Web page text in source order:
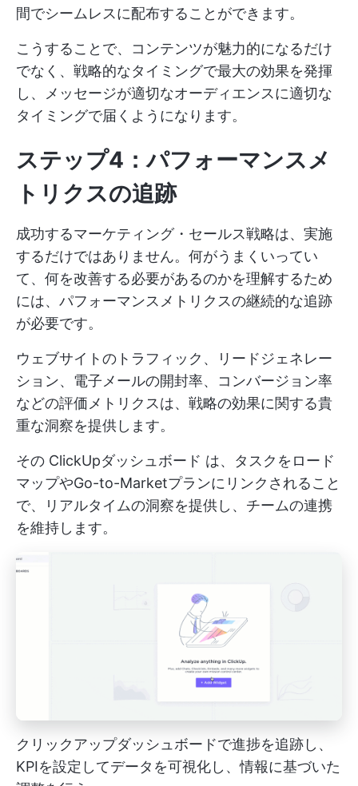
間でシームレスに配布することができます。
こうすることで、コンテンツが魅力的になるだけ
でなく、戦略的なタイミングで最大の効果を発揮
し、メッセージが適切なオーディエンスに適切な
タイミングで届くようになります。
ステップ4：パフォーマンスメ
トリクスの追跡
成功するマーケティング・セールス戦略は、実施
するだけではありません。何がうまくいってい
て、何を改善する必要があるのかを理解するため
には、パフォーマンスメトリクスの継続的な追跡
が必要です。
ウェブサイトのトラフィック、リードジェネレー
ション、電子メールの開封率、コンバージョン率
などの評価メトリクスは、戦略の効果に関する貴
重な洞察を提供します。
その ClickUpダッシュボード は、タスクをロード
マップやGo-to-Marketプランにリンクされること
で、リアルタイムの洞察を提供し、チームの連携
を維持します。
クリックアップダッシュボードで進捗を追跡し、
KPIを設定してデータを可視化し、情報に基づいた